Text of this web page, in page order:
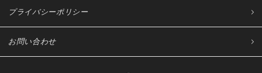
プライバシーポリシー
お問い合わせ